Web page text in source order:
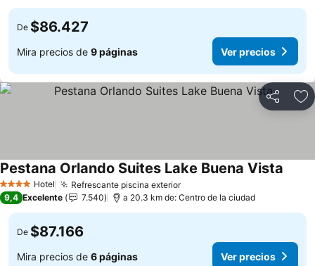
De $86.427
Mira precios de 9 páginas Ver precios
Compartir
4 EstrellasHotel Refrescante piscina exteriorVer precios
Pestana Orlando Suites Lake Buena Vista
9,4 Excelente 7.540 a 20.3 km de: Centro de la ciudad
De $87.166
Mira precios de 6 páginas Ver precios